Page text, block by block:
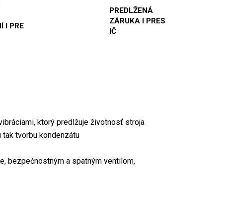
I PRE
PREDLŽENÁ
ZÁRUKA I PRES
IČ
ktorý predlžuje životnosť stroja
tvorbu kondenzátu
bezpečnostným a spätným ventilom,